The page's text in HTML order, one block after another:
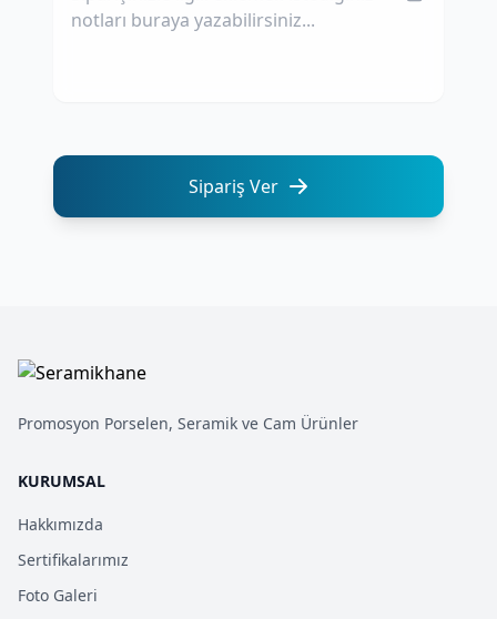
Sipariş Ver
Promosyon Porselen, Seramik ve Cam Ürünler
KURUMSAL
Hakkımızda
Sertifikalarımız
Foto Galeri